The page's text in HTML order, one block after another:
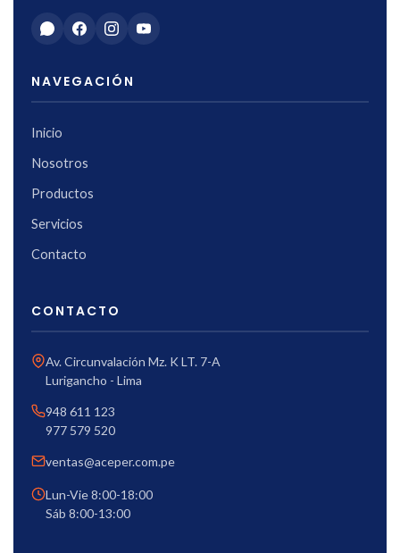
NAVEGACIÓN
Inicio
Nosotros
Productos
Servicios
Contacto
CONTACTO
Av. Circunvalación Mz. K LT. 7-A
Lurigancho - Lima
948 611 123
977 579 520
ventas@aceper.com.pe
Lun-Vie 8:00-18:00
Sáb 8:00-13:00